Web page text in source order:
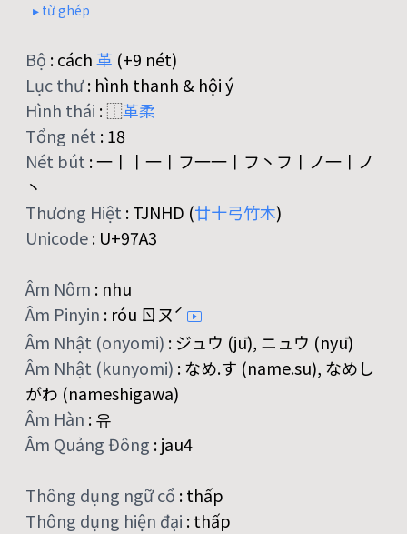
▸ từ ghép
Bộ :cách革 (+9 nét)
Lục thư: hình thanh & hội ý
Hình thái :⿰革柔
Tổng nét :18
Nét bút :一丨丨一丨フ一一丨フ丶フ丨ノ一丨ノ
丶
Thương Hiệt :TJNHD (廿十弓竹木)
Unicode: U+97A3
Âm Nôm : nhu
Âm Pinyin : róu ㄖㄡˊ
Âm Nhật (onyomi) :ジュウ (jū), ニュウ (nyū)
Âm Nhật (kunyomi) :なめ.す (name.su), なめし
がわ (nameshigawa)
Âm Hàn :유
Âm Quảng Đông :jau4
Thông dụng ngữ cổ :thấp
Thông dụng hiện đại :thấp